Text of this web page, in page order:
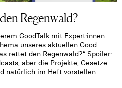
Regenwald?
GoodTalk mit Expert:innen
unseres aktuellen Good
rettet den Regenwald?“ Spoiler:
aber die Projekte, Gesetze
natürlich im Heft vorstellen.